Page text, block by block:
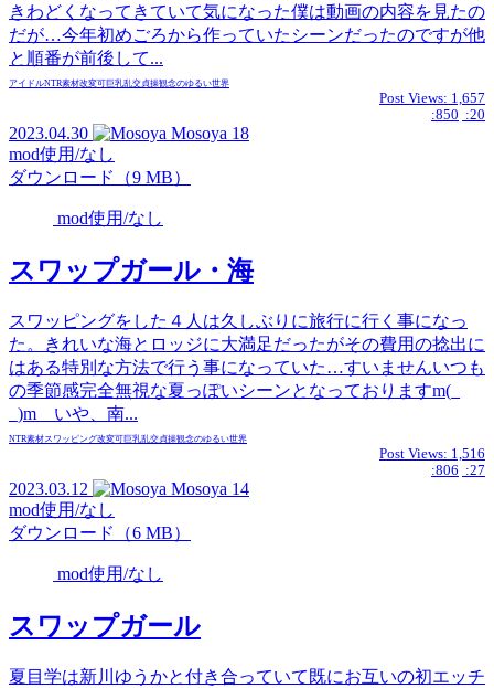
きわどくなってきていて気になった僕は動画の内容を見たの
だが…今年初めごろから作っていたシーンだったのですが他
と順番が前後して...
アイドルNTR素材改変可巨乳乱交貞操観念のゆるい世界
Post Views: 1,657
:850 :20
2023.04.30 Mosoya 18
mod使用/なし
ダウンロード（9 MB）
mod使用/なし
スワップガール・海
スワッピングをした４人は久しぶりに旅行に行く事になっ
た。きれいな海とロッジに大満足だったがその費用の捻出に
はある特別な方法で行う事になっていた…すいませんいつも
の季節感完全無視な夏っぽいシーンとなっておりますm(_
_)m いや、南...
NTR素材スワッピング改変可巨乳乱交貞操観念のゆるい世界
Post Views: 1,516
:806 :27
2023.03.12 Mosoya 14
mod使用/なし
ダウンロード（6 MB）
mod使用/なし
スワップガール
夏目学は新川ゆうかと付き合っていて既にお互いの初エッチ